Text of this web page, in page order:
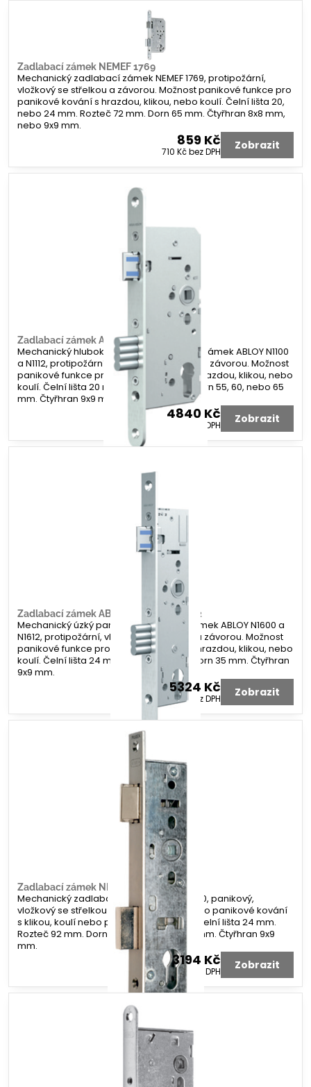
Zadlabací zámek NEMEF 1769
Mechanický zadlabací zámek NEMEF 1769, protipožární,
vložkový se střelkou a závorou. Možnost panikové funkce pro
panikové kování s hrazdou, klikou, nebo koulí. Čelní lišta 20,
nebo 24 mm. Rozteč 72 mm. Dorn 65 mm. Čtyřhran 8x8 mm,
nebo 9x9 mm.
859 Kč
710 Kčbez DPH Zobrazit
Zadlabací zámek ABLOY N1100 a N1112
Mechanický hluboký panikový zadlabací zámek ABLOY N1100
a N1112, protipožární, vložkový se střelkou a závorou. Možnost
panikové funkce pro panikové kování s hrazdou, klikou, nebo
koulí. Čelní lišta 20 mm. Rozteč 72 mm. Dorn 55, 60, nebo 65
mm. Čtyřhran 9x9 mm.
4840 Kč
bez DPH Zobrazit
Zadlabací zámek ABLOY N1600 a N1612
Mechanický úzký panikový zadlabací zámek ABLOY N1600 a
N1612, protipožární, vložkový se střelkou a závorou. Možnost
panikové funkce pro panikové kování s hrazdou, klikou, nebo
koulí. Čelní lišta 24 mm. Rozteč 92mm. Dorn 35 mm. Čtyřhran
9x9 mm.
5324 Kč
4400 Kč bez DPH Zobrazit
Zadlabací zámek NEMEF 9670
Mechanický zadlabací zámek NEMEF 9670, panikový,
vložkový se střelkou a závorou. Určeno pro panikové kování
s klikou, koulí nebo panikovou hrazdou. Čelní lišta 24 mm.
Rozteč 92 mm. Dorn 30, 35, 40, nebo 45 mm. Čtyřhran 9x9
mm.
3194 Kč
2640 Kč bez DPH Zobrazit